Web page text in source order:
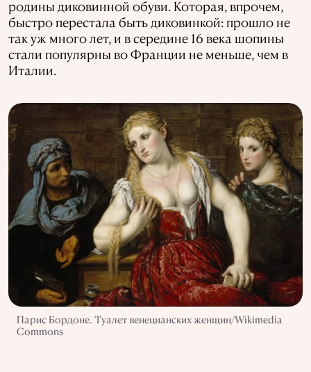
родины диковинной обуви. Которая, впрочем,
быстро перестала быть диковинкой: прошло не
так уж много лет, и в середине 16 века шопины
стали популярны во Франции не меньше, чем в
Италии.
Парис Бордоне. Туалет венецианских женщин/Wikimedia
Commons